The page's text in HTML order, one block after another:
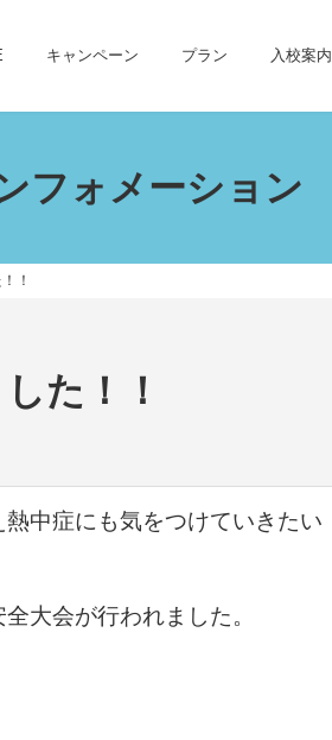
キャンペーン プラン 入校案内
フォメーション
！
た！！
中症にも気をつけていきたい
大会が行われました。